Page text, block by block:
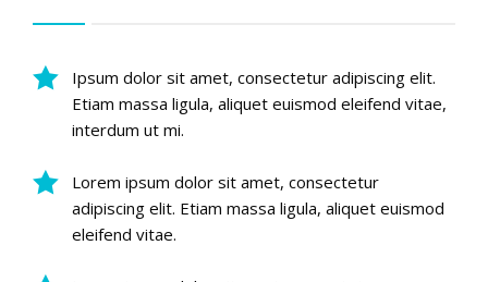
Ipsum dolor sit amet, consectetur adipiscing elit.
Etiam massa ligula, aliquet euismod eleifend vitae,
interdum ut mi.
Lorem ipsum dolor sit amet, consectetur
adipiscing elit. Etiam massa ligula, aliquet euismod
eleifend vitae.